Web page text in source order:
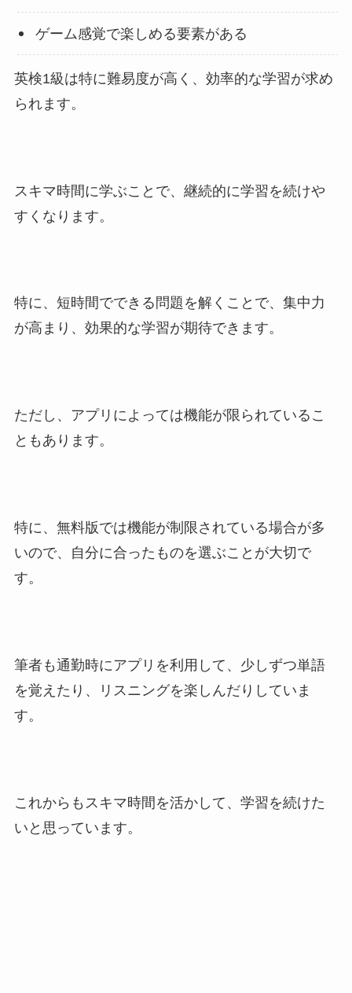
ゲーム感覚で楽しめる要素がある
英検1級は特に難易度が高く、効率的な学習が求め
られます。
スキマ時間に学ぶことで、継続的に学習を続けや
すくなります。
特に、短時間でできる問題を解くことで、集中力
が高まり、効果的な学習が期待できます。
ただし、アプリによっては機能が限られているこ
ともあります。
特に、無料版では機能が制限されている場合が多
いので、自分に合ったものを選ぶことが大切で
す。
筆者も通勤時にアプリを利用して、少しずつ単語
を覚えたり、リスニングを楽しんだりしていま
す。
これからもスキマ時間を活かして、学習を続けた
いと思っています。